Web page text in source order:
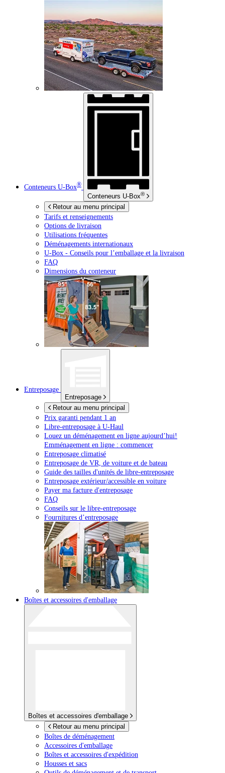
Conteneurs U-Box®
Conteneurs U-Box®
Retour au menu principal
Tarifs et renseignements
Options de livraison
Utilisations fréquentes
Déménagements internationaux
U-Box - Conseils pour l’emballage et la livraison
FAQ
Dimensions du conteneur
Entreposage
Entreposage
Retour au menu principal
Prix garanti pendant 1 an
Libre-entreposage à U-Haul
Louez un déménagement en ligne aujourd’hui!
Emménagement en ligne : commencer
Entreposage climatisé
Entreposage de VR, de voiture et de bateau
Guide des tailles d'unités de libre-entreposage
Entreposage extérieur/accessible en voiture
Payer ma facture d'entreposage
FAQ
Conseils sur le libre-entreposage
Fournitures d’entreposage
Boîtes et accessoires d'emballage
Boîtes et accessoires d'emballage
Retour au menu principal
Boîtes de déménagement
Accessoires d'emballage
Boîtes et accessoires d'expédition
Housses et sacs